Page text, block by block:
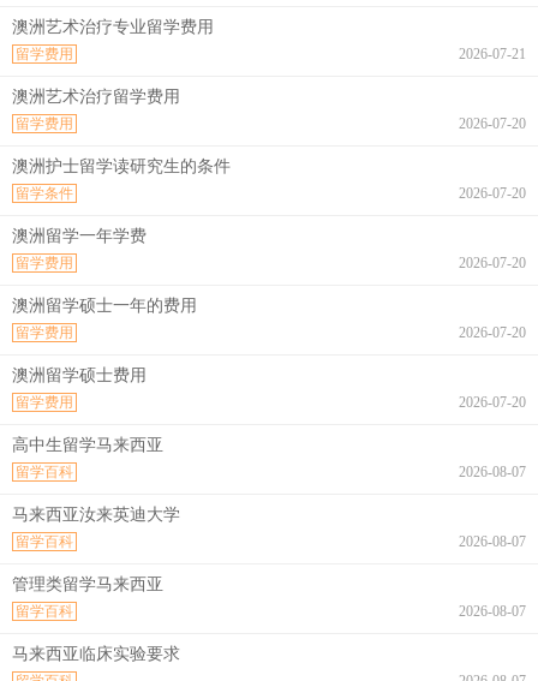
澳洲艺术治疗专业留学费用
2026-07-21
留学费用
澳洲艺术治疗留学费用
2026-07-20
留学费用
澳洲护士留学读研究生的条件
2026-07-20
留学条件
澳洲留学一年学费
2026-07-20
留学费用
澳洲留学硕士一年的费用
2026-07-20
留学费用
澳洲留学硕士费用
2026-07-20
留学费用
高中生留学马来西亚
2026-08-07
留学百科
马来西亚汝来英迪大学
2026-08-07
留学百科
管理类留学马来西亚
2026-08-07
留学百科
马来西亚临床实验要求